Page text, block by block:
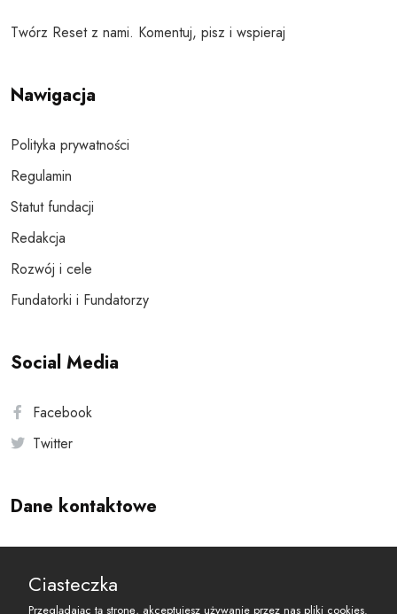
Twórz Reset z nami. Komentuj, pisz i wspieraj
Nawigacja
Polityka prywatności
Regulamin
Statut fundacji
Redakcja
Rozwój i cele
Fundatorki i Fundatorzy
Social Media
Facebook
Twitter
Dane kontaktowe
reset@resetobywatelski.pl
Ciasteczka
Przeglądając tą stronę, akceptujesz używanie przez nas pliki cookies.